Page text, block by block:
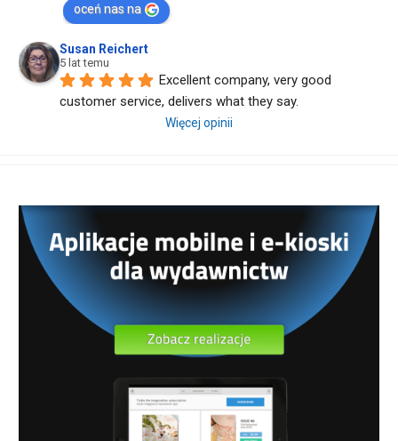
oceń nas na
Susan Reichert
5 lat temu
Excellent company, very good
customer service, delivers what they say.
Więcej opinii